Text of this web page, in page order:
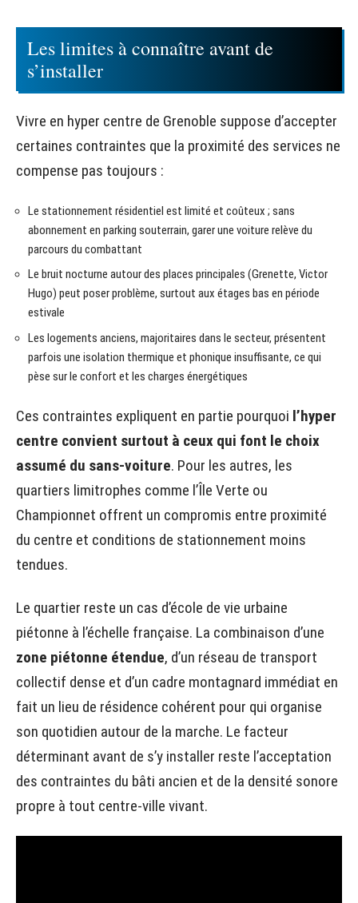
Les limites à connaître avant de
s’installer
Vivre en hyper centre de Grenoble suppose d’accepter
certaines contraintes que la proximité des services ne
compense pas toujours :
Le stationnement résidentiel est limité et coûteux ; sans
abonnement en parking souterrain, garer une voiture relève du
parcours du combattant
Le bruit nocturne autour des places principales (Grenette, Victor
Hugo) peut poser problème, surtout aux étages bas en période
estivale
Les logements anciens, majoritaires dans le secteur, présentent
parfois une isolation thermique et phonique insuffisante, ce qui
pèse sur le confort et les charges énergétiques
Ces contraintes expliquent en partie pourquoi l’hyper
centre convient surtout à ceux qui font le choix
assumé du sans-voiture. Pour les autres, les
quartiers limitrophes comme l’Île Verte ou
Championnet offrent un compromis entre proximité
du centre et conditions de stationnement moins
tendues.
Le quartier reste un cas d’école de vie urbaine
piétonne à l’échelle française. La combinaison d’une
zone piétonne étendue, d’un réseau de transport
collectif dense et d’un cadre montagnard immédiat en
fait un lieu de résidence cohérent pour qui organise
son quotidien autour de la marche. Le facteur
déterminant avant de s’y installer reste l’acceptation
des contraintes du bâti ancien et de la densité sonore
propre à tout centre-ville vivant.